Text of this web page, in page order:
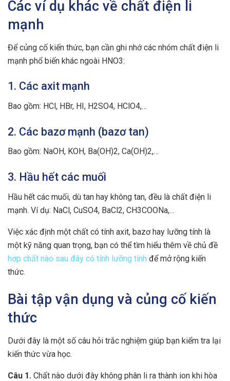
Các ví dụ khác về chất điện li
mạnh
Để củng cố kiến thức, bạn cần ghi nhớ các nhóm chất điện li
mạnh phổ biến khác ngoài HNO3:
1. Các axit mạnh
Bao gồm: HCl, HBr, HI, H2SO4, HClO4,…
2. Các bazơ mạnh (bazơ tan)
Bao gồm: NaOH, KOH, Ba(OH)2, Ca(OH)2,…
3. Hầu hết các muối
Hầu hết các muối, dù tan hay không tan, đều là chất điện li
mạnh. Ví dụ: NaCl, CuSO4, BaCl2, CH3COONa,…
Việc xác định một chất có tính axit, bazơ hay lưỡng tính là
một kỹ năng quan trọng, bạn có thể tìm hiểu thêm về chủ đề
hợp chất nào sau đây có tính lưỡng tính để mở rộng kiến
thức.
Bài tập vận dụng và củng cố kiến
thức
Dưới đây là một số câu hỏi trắc nghiệm giúp bạn kiểm tra lại
kiến thức vừa học.
Câu 1. Chất nào dưới đây không phân li ra thành ion khi hòa